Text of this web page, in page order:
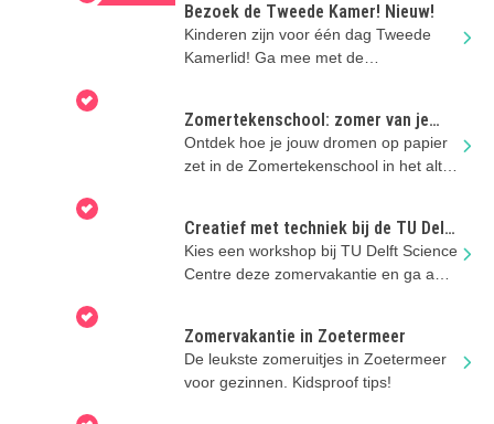
Bezoek de Tweede Kamer! Nieuw!
Kinderen zijn voor één dag Tweede
Kamerlid! Ga mee met de
Zomertekenschool: zomer van je
dromen
Ontdek hoe je jouw dromen op papier
zet in de Zomertekenschool in het altijd
Creatief met techniek bij de TU Delft
deze zomer
Kies een workshop bij TU Delft Science
Centre deze zomervakantie en ga aan
Zomervakantie in Zoetermeer
De leukste zomeruitjes in Zoetermeer
voor gezinnen. Kidsproof tips!